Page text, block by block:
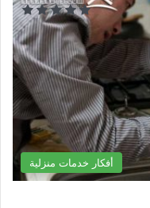
أفكار خدمات منزلية